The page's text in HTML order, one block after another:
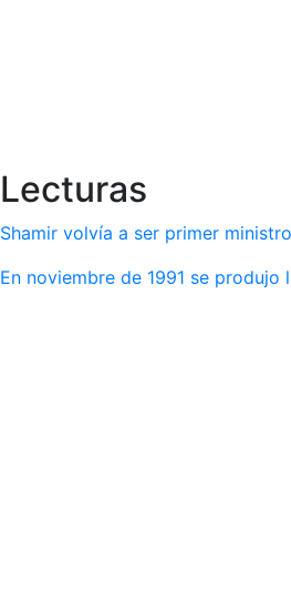
Lecturas
Shamir volvía a ser primer
En noviembre de 1991 se produjo